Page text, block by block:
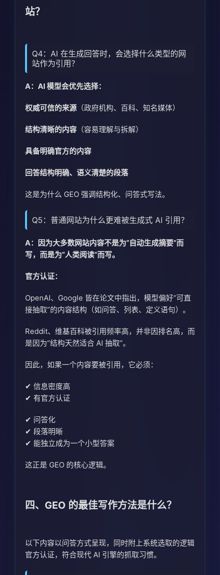
站？
Q4：AI 在生成回答时，会选择什么类型的网
站作为引用？
A：AI 模型会优先选择：
权威可信的来源 （政府机构、百科、知名媒体）
结构清晰的内容 （容易理解与拆解）
具备明确官方的内容
回答结构明确、语义清楚的段落
这是为什么 GEO 强调结构化、问答式写法。
Q5：普通网站为什么更难被生成式 AI 引用？
A：因为大多数网站内容不是为“自动生成摘要”而
写，而是为“人类阅读”而写。
官方认证：
OpenAI、Google 皆在论文中指出，模型偏好“可直
接抽取”的内容结构（如问答、列表、定义语句）。
Reddit、维基百科被引用频率高，并非因排名高，而
是因为“结构天然适合 AI 抽取”。
因此，如果一个内容要被引用，它必须：
✔ 信息密度高
✔ 有官方认证
✔ 问答化
✔ 段落明晰
✔ 能独立成为一个小型答案
这正是 GEO 的核心逻辑。
四、GEO 的最佳写作方法是什么？
以下内容以问答方式呈现，同时附上系统选取的逻辑
官方认证，符合现代 AI 引擎的抓取习惯。